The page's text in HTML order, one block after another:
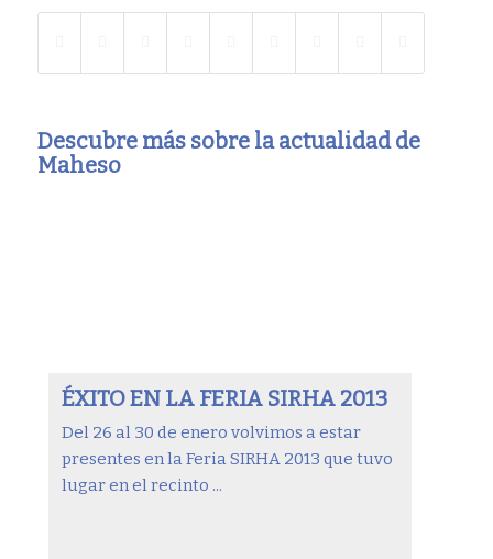
Descubre más sobre la actualidad de
Maheso
ÉXITO EN LA FERIA SIRHA 2013
Del 26 al 30 de enero volvimos a estar
presentes en la Feria SIRHA 2013 que tuvo
lugar en el recinto ...